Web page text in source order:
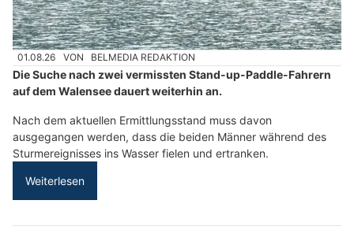
01.08.26 VON BELMEDIA REDAKTION
Die Suche nach zwei vermissten Stand-up-Paddle-Fahrern
auf dem Walensee dauert weiterhin an.
Nach dem aktuellen Ermittlungsstand muss davon
ausgegangen werden, dass die beiden Männer während des
Sturmereignisses ins Wasser fielen und ertranken.
Weiterlesen